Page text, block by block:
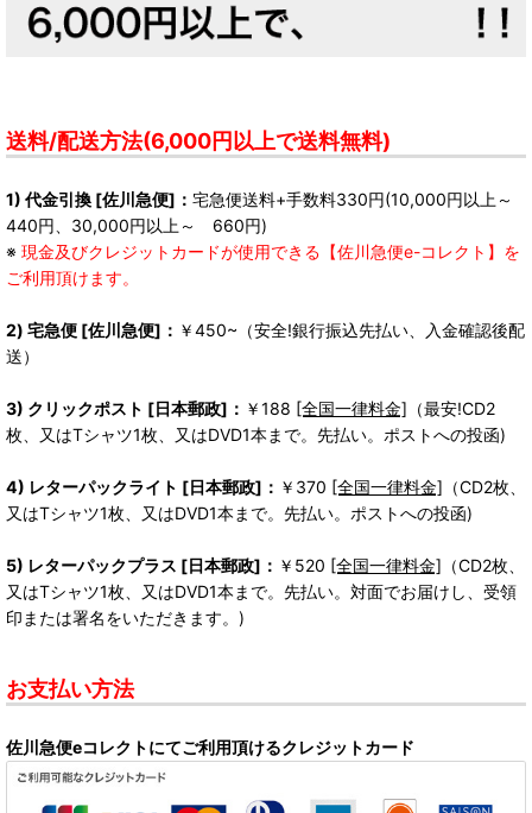
送料/配送方法(6,000円以上で送料無料)
1) 代金引換 [佐川急便]： 宅急便送料+手数料330円(10,000円以上～
440円、30,000円以上～ 660円)
※ 現金及びクレジットカードが使用できる【佐川急便e-コレクト】を
ご利用頂けます。
2) 宅急便 [佐川急便]： ￥450~（安全!銀行振込先払い、入金確認後配
送）
3) クリックポスト [日本郵政]： ￥188 [全国一律料金] （最安!CD2
枚、又はTシャツ1枚、又はDVD1本まで。先払い。ポストへの投函)
4) レターパックライト [日本郵政]： ￥370 [全国一律料金] （CD2枚、
又はTシャツ1枚、又はDVD1本まで。先払い。ポストへの投函)
5) レターパックプラス [日本郵政]： ￥520 [全国一律料金] （CD2枚、
又はTシャツ1枚、又はDVD1本まで。先払い。対面でお届けし、受領
印または署名をいただきます。)
お支払い方法
佐川急便eコレクトにてご利用頂けるクレジットカード